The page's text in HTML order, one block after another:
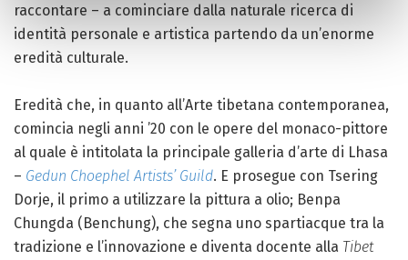
raccontare – a cominciare dalla naturale ricerca di
identità personale e artistica partendo da un’enorme
eredità culturale.
Eredità che, in quanto all’Arte tibetana contemporanea,
comincia negli anni ’20 con le opere del monaco-pittore
al quale è intitolata la principale galleria d’arte di Lhasa
– Gedun Choephel Artists’ Guild. E prosegue con Tsering
Dorje, il primo a utilizzare la pittura a olio; Benpa
Chungda (Benchung), che segna uno spartiacque tra la
tradizione e l’innovazione e diventa docente alla Tibet